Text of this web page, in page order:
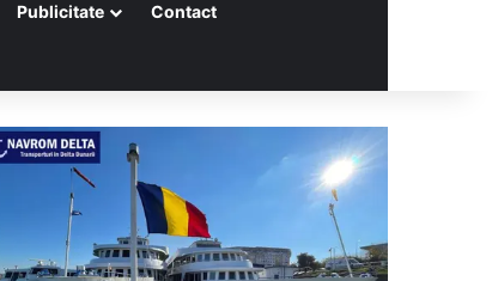
Publicitate Contact